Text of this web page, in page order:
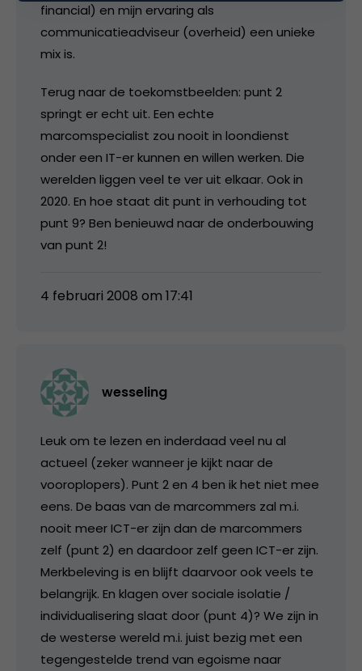
financial) en mijn ervaring als
communicatieadviseur (overheid) een unieke
mix is.
Terug naar de toekomstbeelden: punt 2
springt er echt uit. Een echte
marcomspecialist zou nooit in loondienst
onder een IT-er kunnen en willen werken. Die
werelden liggen veel te ver uit elkaar. Ook in
2020. En hoe staat dit punt in verhouding tot
punt 9? Ben benieuwd naar de onderbouwing
van punt 2!
4 februari 2008 om 17:41
wesseling
Leuk om te lezen en inderdaad veel nu al
actueel (zeker wanneer je kijkt naar de
vooroplopers). Punt 2 en 4 ben ik het niet mee
eens. De baas van de marcommers zal m.i.
nooit meer ICT-er zijn dan de marcommers
zelf (punt 2) en daardoor zelf geen ICT-er zijn.
Merkbeleving is en blijft daarvoor ook veels te
belangrijk. En klagen over sociale isolatie /
individualisering slaat door (punt 4)? We zijn in
de westerse wereld m.i. juist bezig met een
tegengestelde trend van egoisme naar